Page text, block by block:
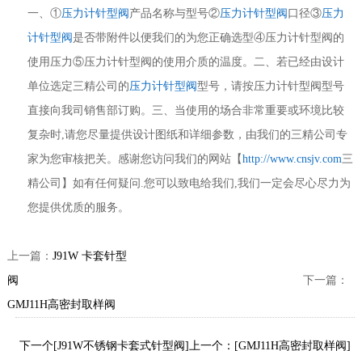
一、①压力计针型阀 产品名称与型号②压力计针型阀 口径③压力
计针型阀是否带附件以便我们的为您正确选型④压力计针型阀的
使用压力⑤压力计针型阀的使用介质的温度。二、若已经由设计
单位选定三精公司的压力计针型阀型号，请按压力计针型阀型号
直接向我司销售部订购。三、当使用的场合非常重要或环境比较
复杂时,请您尽量提供设计图纸和详细参数，由我们的三精公司专
家为您审核把关。感谢您访问我们的网站【http://www.cnsjv.com三
精公司】如有任何疑问.您可以致电给我们,我们一定会尽心尽力为
您提供优质的服务。
上一篇： J91W 卡套针型
阀
下一篇：
GMJ11H高密封取样阀
下一个[J91W不锈钢卡套式针型阀]上一个：[GMJ11H高密封取样阀]